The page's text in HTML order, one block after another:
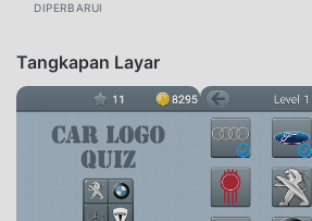
DIPERBARUI
Tangkapan Layar